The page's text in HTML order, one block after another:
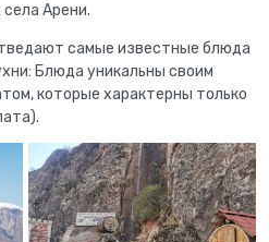
Арени.
самые известные блюда
Блюда уникальны своим
которые характерны только